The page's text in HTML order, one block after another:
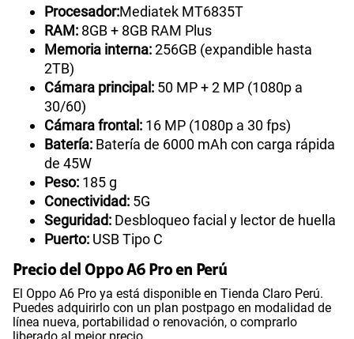
Procesador:Mediatek MT6835T
RAM: 8GB + 8GB RAM Plus
Memoria interna:256GB (expandible hasta
2TB)
Cámara principal: 50 MP + 2 MP (1080p a
30/60)
Cámara frontal: 16 MP (1080p a 30 fps)
Batería: Batería de 6000 mAh con carga rápida
de 45W
Peso: 185 g
Conectividad: 5G
Seguridad: Desbloqueo facial y lector de huella
Puerto: USB Tipo C
Precio del Oppo A6 Pro en Perú
El Oppo A6 Pro ya está disponible en Tienda Claro Perú.
Puedes adquirirlo con un plan postpago en modalidad de
línea nueva, portabilidad o renovación, o comprarlo